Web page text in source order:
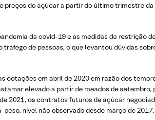
preços do açúcar a partir do último trimestre
da covid-19 e as medidas de restrição
de pessoas, o que levantou dúvidas
cotações em abril de 2020 em razão dos
elevado a partir de meados de setembro,
2021, os contratos futuros de açúcar
nível não observado desde março de 2017.